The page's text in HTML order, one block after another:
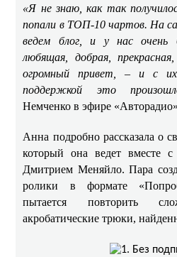
«Я не знаю, как так
попали в ТОП-10 чартов. На
ведем блог, и у нас очень
любящая, добрая,
огромный привет, – и с
поддержкой это
Немченко в эфире
Анна подробно рассказала о
который она ведет вместе
Дмитрием Меняйло. Пара
ролики в формате
пытается повторить
акробатические трюки,